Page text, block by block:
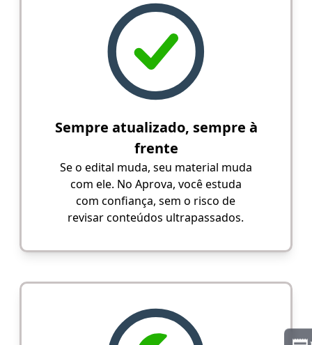
Sempre atualizado, sempre à
frente
Se o edital muda, seu material muda
com ele. No Aprova, você estuda
com confiança, sem o risco de
revisar conteúdos ultrapassados.